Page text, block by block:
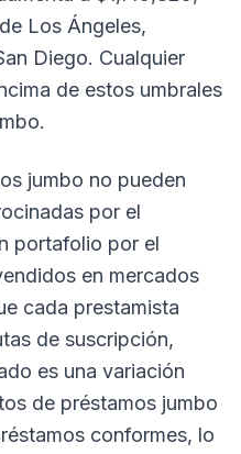
Los Ángeles,
Diego. Cualquier
de estos umbrales
jumbo no pueden
por el
portafolio por el
en mercados
cada prestamista
de suscripción,
es una variación
de préstamos jumbo
conformes, lo